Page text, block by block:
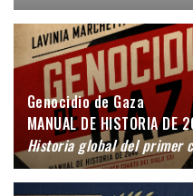
Genocidio de Gaza
MANUAL DE HISTORIA DE
Historia global del primer